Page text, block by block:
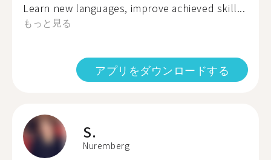
Learn new languages, improve achieved skill...
もっと見る
アプリをダウンロードする
S.
Nuremberg